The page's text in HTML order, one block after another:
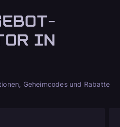
IN
Geheimcodes und Rabatte